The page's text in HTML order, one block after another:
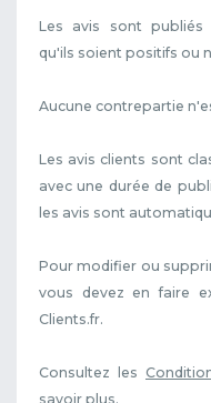
Les avis sont publiés
qu'ils soient positifs ou
Aucune contrepartie
Les avis clients sont
avec une durée de
les avis sont
Pour modifier ou
vous devez en faire
Clients.fr.
Consultez les
savoir plus.